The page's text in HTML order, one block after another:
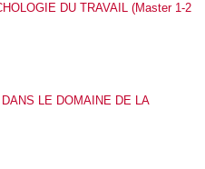
DU TRAVAIL (Master 1-2
LE DOMAINE DE LA